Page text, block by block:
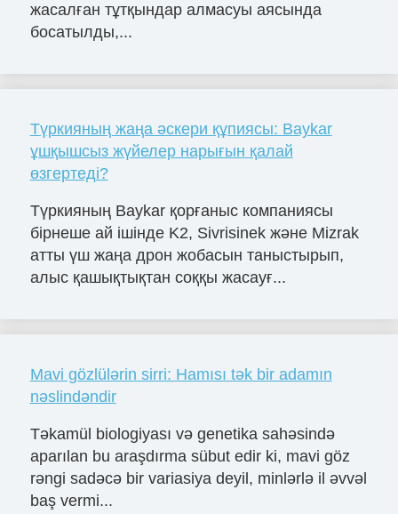
жасалған тұтқындар алмасуы аясында
босатылды,...
Түркияның жаңа әскери құпиясы: Baykar
ұшқышсыз жүйелер нарығын қалай
өзгертеді?
Түркияның Baykar қорғаныс компаниясы
бірнеше ай ішінде K2, Sivrisinek және Mizrak
атты үш жаңа дрон жобасын таныстырып,
алыс қашықтықтан соққы жасауғ...
Mavi gözlülərin sirri: Hamısı tək bir adamın
nəslindəndir
Təkamül biologiyası və genetika sahəsində
aparılan bu araşdırma sübut edir ki, mavi göz
rəngi sadəcə bir variasiya deyil, minlərlə il əvvəl
baş vermi...